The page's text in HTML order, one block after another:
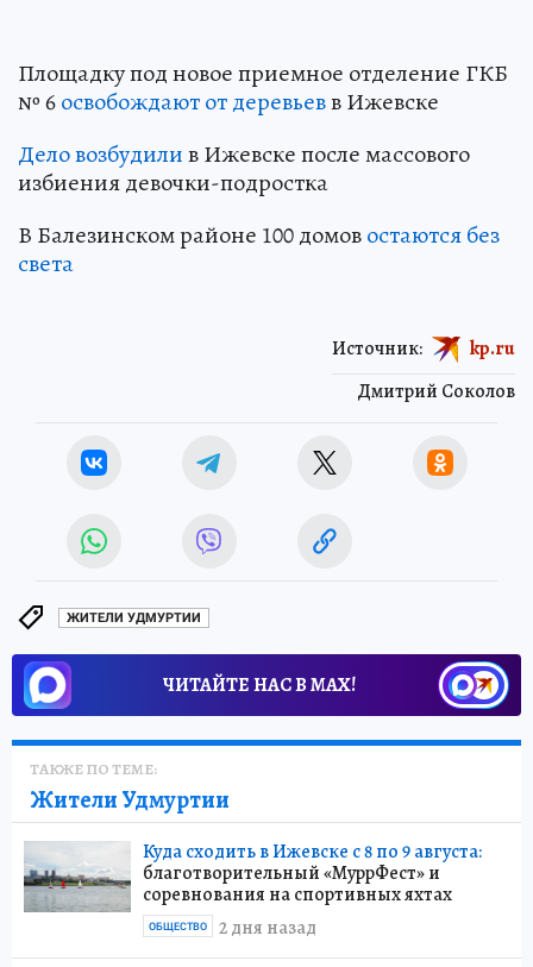
Площадку под новое приемное отделение ГКБ
№ 6освобождают от деревьевв Ижевске
Дело возбудилив Ижевске после массового
избиения девочки-подростка
В Балезинском районе 100 домовостаются без
света
Дмитрий Соколов
Источник: kp.ru
ЖИТЕЛИ УДМУРТИИ
ЧИТАЙТЕ НАС В МАХ!
ТАКЖЕ ПО ТЕМЕ:
Жители Удмуртии
Куда сходить в Ижевске с 8 по 9 августа:
благотворительный «МуррФест» и
соревнования на спортивных яхтах
2 дня назад
ОБЩЕСТВО